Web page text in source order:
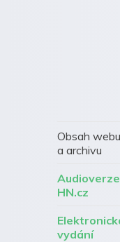
Obsah
a archivu
HN.cz
vydání